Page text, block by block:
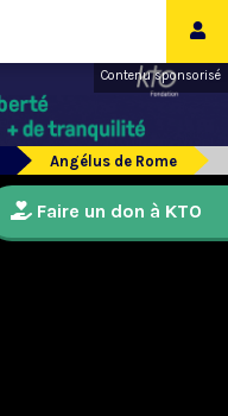
Contenu sponsorisé
Angélus de Rome
Faire un don à KTO